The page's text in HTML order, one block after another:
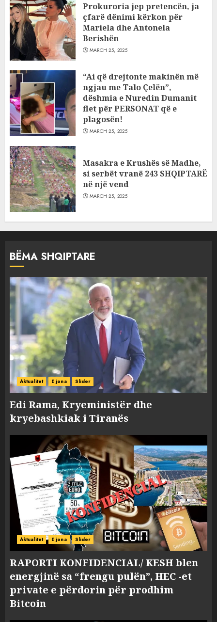
Prokuroria jep pretencën, ja
çfarë dënimi kërkon për
Mariela dhe Antonela
Berishën
MARCH 25, 2025
“Ai që drejtonte makinën më
ngjau me Talo Çelën”,
dëshmia e Nuredin Dumanit
flet për PERSONAT që e
plagosën!
MARCH 25, 2025
Masakra e Krushës së Madhe,
si serbët vranë 243 SHQIPTARË
në një vend
MARCH 25, 2025
BËMA SHQIPTARE
Aktualitet E jona Slider
Edi Rama, Kryeministër dhe
kryebashkiak i Tiranës
Aktualitet E jona Slider
RAPORTI KONFIDENCIAL/ KESH blen
energjinë sa “frengu pulën”, HEC -et
private e përdorin për prodhim
Bitcoin